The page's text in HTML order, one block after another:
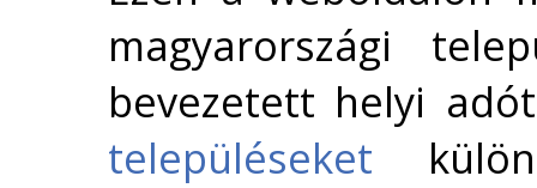
magyarországi
bevezetett helyi
településeket